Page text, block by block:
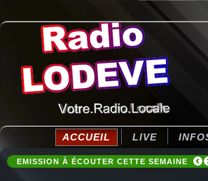
ACCUEIL LIVE
EMISSION À ÉCOUTER CETTE SEMAINE